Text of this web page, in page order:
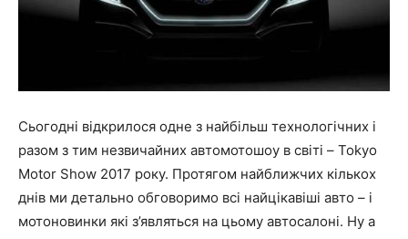
Сьогодні відкрилося одне з найбільш технологічних і
разом з тим незвичайних автомотошоу в світі – Tokyo
Motor Show 2017 року. Протягом найближчих кількох
днів ми детально обговоримо всі найцікавіші авто – і
мотоновинки які з’являться на цьому автосалоні. Ну а